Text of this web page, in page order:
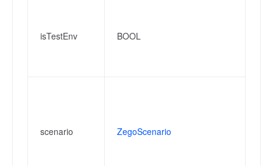
isTestEnv BOOL
scenario ZegoScenario